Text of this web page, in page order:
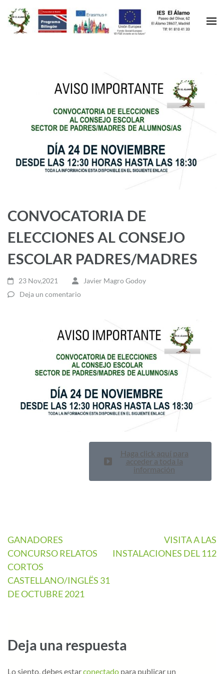
CONVOCATORIA DE
ELECCIONES AL CONSEJO
ESCOLAR PADRES/MADRES
23 Nov,2021
Javier Magro Godoy
Deja un comentario
Haga click aquí para
acceder a toda la
información
GANADORES
CONCURSO RELATOS
CORTOS
CASTELLANO/INGLËS 31
DE OCTUBRE 2021
VISITA A LAS
INSTALACIONES DEL 112
Deja una respuesta
Lo siento, debes estarconectado para publicar un